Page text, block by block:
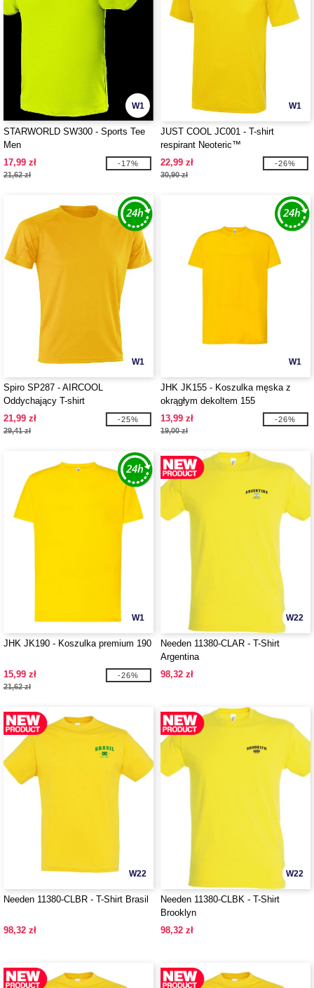
W1
STARWORLD SW300 - Sports Tee
Men
17,99 zł
21,62 zł
-17%
W1
JUST COOL JC001 - T-shirt
respirant Neoteric™
22,99 zł
30,90 zł
-26%
W1
Spiro SP287 - AIRCOOL
Oddychający T-shirt
21,99 zł
29,41 zł
-25%
W1
JHK JK155 - Koszulka męska z
okrągłym dekoltem 155
13,99 zł
19,00 zł
-26%
W1
JHK JK190 - Koszulka premium 190
15,99 zł
21,62 zł
-26%
W22
Needen 11380-CLAR - T-Shirt
Argentina
98,32 zł
W22
Needen 11380-CLBR - T-Shirt Brasil
98,32 zł
W22
Needen 11380-CLBK - T-Shirt
Brooklyn
98,32 zł